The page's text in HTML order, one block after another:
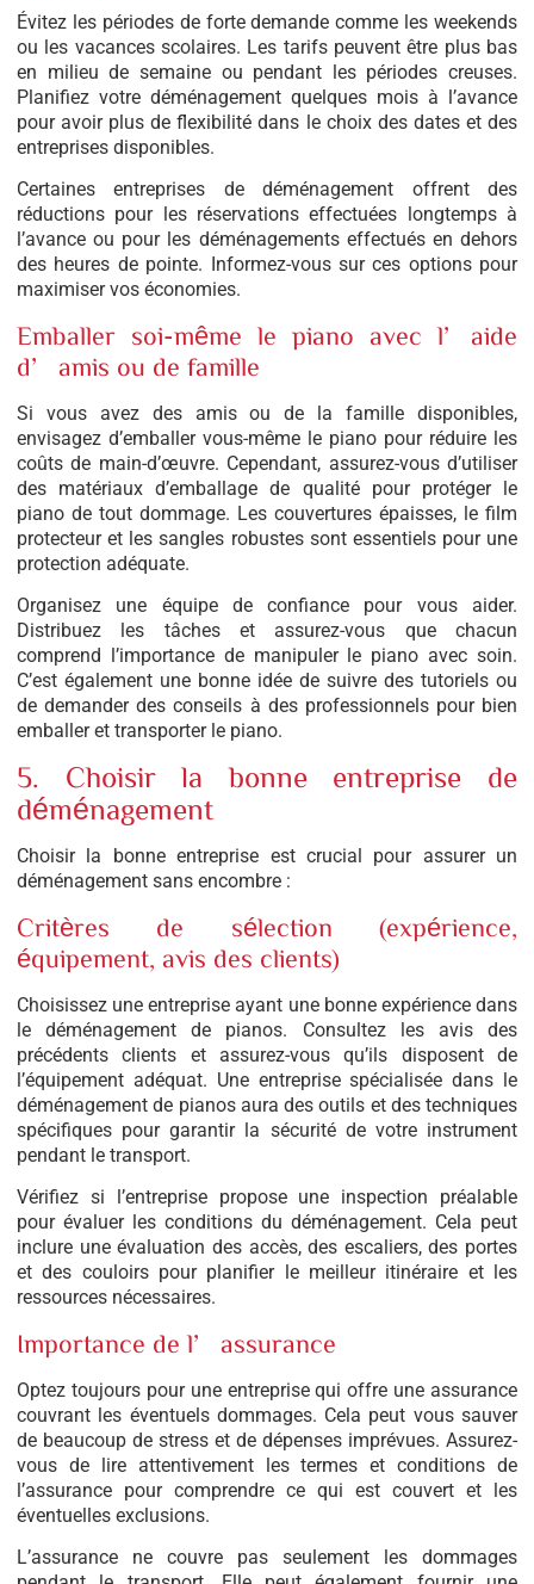
Évitez les périodes de forte demande comme les weekends
ou les vacances scolaires. Les tarifs peuvent être plus bas
en milieu de semaine ou pendant les périodes creuses.
Planifiez votre déménagement quelques mois à l’avance
pour avoir plus de flexibilité dans le choix des dates et des
entreprises disponibles.
Certaines entreprises de déménagement offrent des
réductions pour les réservations effectuées longtemps à
l’avance ou pour les déménagements effectués en dehors
des heures de pointe. Informez-vous sur ces options pour
maximiser vos économies.
Emballer soi-même le piano avec l’aide
d’amis ou de famille
Si vous avez des amis ou de la famille disponibles,
envisagez d’emballer vous-même le piano pour réduire les
coûts de main-d’œuvre. Cependant, assurez-vous d’utiliser
des matériaux d’emballage de qualité pour protéger le
piano de tout dommage. Les couvertures épaisses, le film
protecteur et les sangles robustes sont essentiels pour une
protection adéquate.
Organisez une équipe de confiance pour vous aider.
Distribuez les tâches et assurez-vous que chacun
comprend l’importance de manipuler le piano avec soin.
C’est également une bonne idée de suivre des tutoriels ou
de demander des conseils à des professionnels pour bien
emballer et transporter le piano.
5. Choisir la bonne entreprise de
déménagement
Choisir la bonne entreprise est crucial pour assurer un
déménagement sans encombre :
Critères de sélection (expérience,
équipement, avis des clients)
Choisissez une entreprise ayant une bonne expérience dans
le déménagement de pianos. Consultez les avis des
précédents clients et assurez-vous qu’ils disposent de
l’équipement adéquat. Une entreprise spécialisée dans le
déménagement de pianos aura des outils et des techniques
spécifiques pour garantir la sécurité de votre instrument
pendant le transport.
Vérifiez si l’entreprise propose une inspection préalable
pour évaluer les conditions du déménagement. Cela peut
inclure une évaluation des accès, des escaliers, des portes
et des couloirs pour planifier le meilleur itinéraire et les
ressources nécessaires.
Importance de l’assurance
Optez toujours pour une entreprise qui offre une assurance
couvrant les éventuels dommages. Cela peut vous sauver
de beaucoup de stress et de dépenses imprévues. Assurez-
vous de lire attentivement les termes et conditions de
l’assurance pour comprendre ce qui est couvert et les
éventuelles exclusions.
L’assurance ne couvre pas seulement les dommages